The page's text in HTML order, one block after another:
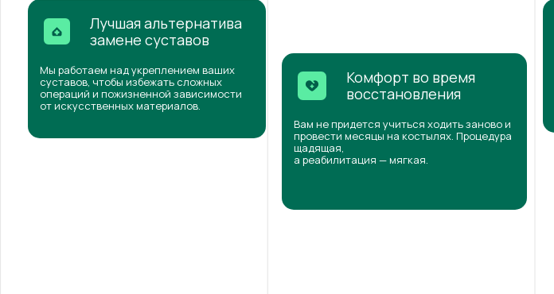
Лучшая альтернатива
замене суставов
Мы работаем над укреплением ваших
суставов, чтобы избежать сложных
операций и пожизненной зависимости
от искусственных материалов.
Комфорт во время
восстановления
Вам не придется учиться ходить заново и
провести месяцы на костылях. Процедура
щадящая,
а реабилитация — мягкая.